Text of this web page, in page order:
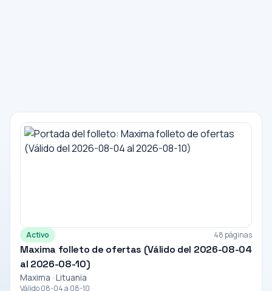
Activo 48 páginas
Maxima folleto de ofertas (Válido del 2026-08-04
al 2026-08-10)
Maxima · Lituania
Válido 08-04 a 08-10